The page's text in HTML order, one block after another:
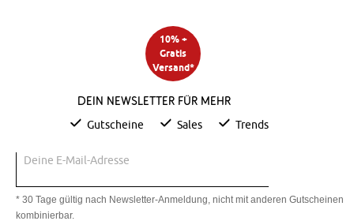
10% +
Gratis
Versand*
Dein Newsletter für mehr
Gutscheine Sales Trends
Deine E-Mail-Adresse
* 30 Tage gültig nach Newsletter-Anmeldung, nicht mit anderen Gutscheinen
kombinierbar.